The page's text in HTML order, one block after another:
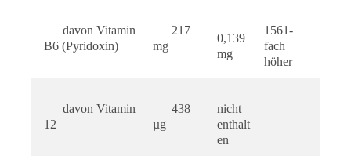
davon Vitamin
B6 (Pyridoxin)
217
mg
0,139
mg
1561-
fach
höher
davon Vitamin
12
438
µg
nicht
enthalt
en